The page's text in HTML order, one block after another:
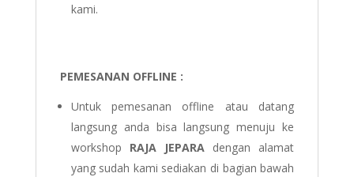
kami.
PEMESANAN OFFLINE :
Untuk pemesanan offline atau datang
langsung anda bisa langsung menuju ke
workshop RAJA JEPARA dengan alamat
yang sudah kami sediakan di bagian bawah